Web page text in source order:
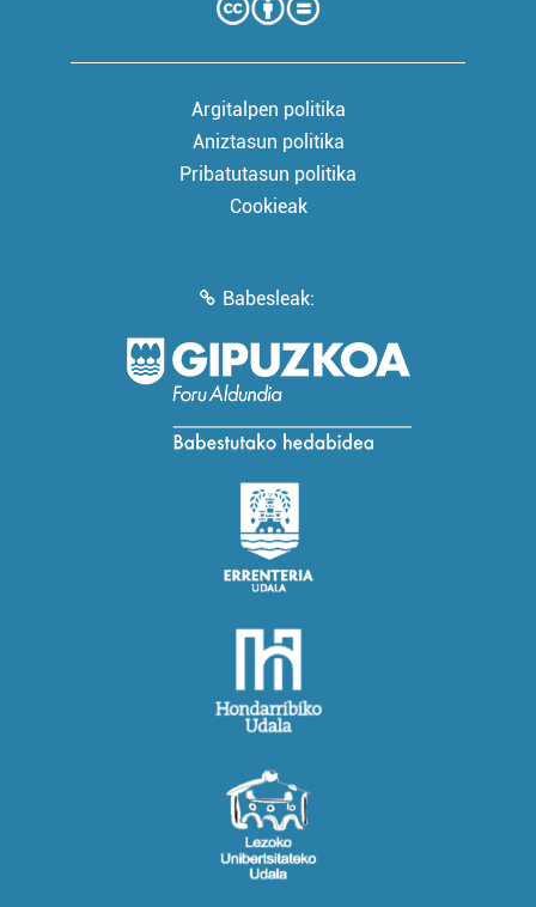
Argitalpen politika
Aniztasun politika
Pribatutasun politika
Cookieak
Babesleak: